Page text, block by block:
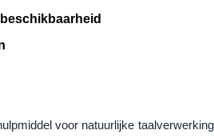
voor natuurlijke